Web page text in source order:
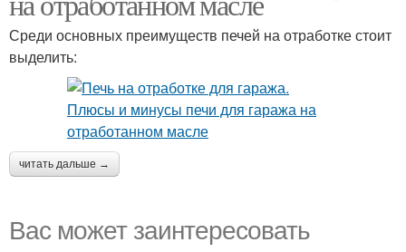
Среди основных преимуществ печей на отработке стоит
выделить:
читать дальше →
Вас может заинтересовать